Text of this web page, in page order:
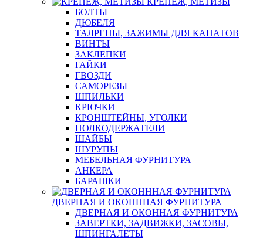
БОЛТЫ
ДЮБЕЛЯ
ТАЛРЕПЫ, ЗАЖИМЫ ДЛЯ КАНАТОВ
ВИНТЫ
ЗАКЛЕПКИ
ГАЙКИ
ГВОЗДИ
САМОРЕЗЫ
ШПИЛЬКИ
КРЮЧКИ
КРОНШТЕЙНЫ, УГОЛКИ
ПОЛКОДЕРЖАТЕЛИ
ШАЙБЫ
ШУРУПЫ
МЕБЕЛЬНАЯ ФУРНИТУРА
АНКЕРА
БАРАШКИ
ДВЕРНАЯ И ОКОНННАЯ ФУРНИТУРА
ДВЕРНАЯ И ОКОННАЯ ФУРНИТУРА
ЗАВЕРТКИ, ЗАДВИЖКИ, ЗАСОВЫ,
ШПИНГАЛЕТЫ